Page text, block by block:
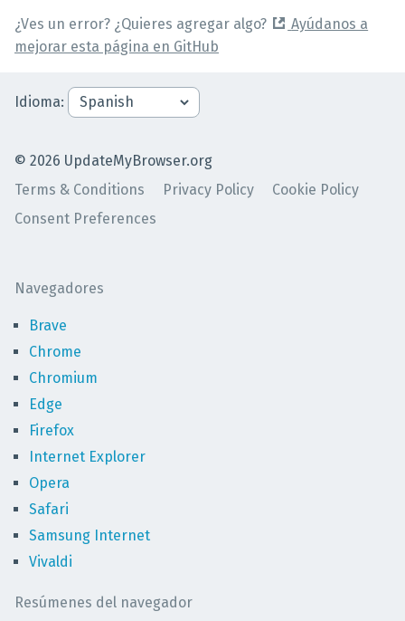
¿Ves un error? ¿Quieres agregar algo?
Ayúdanos a
mejorar esta página en GitHub
© 2026 UpdateMyBrowser.org
Terms & Conditions
Privacy Policy
Cookie Policy
Consent Preferences
Idioma:
Navegadores
Brave
Chrome
Chromium
Edge
Firefox
Internet Explorer
Opera
Safari
Samsung Internet
Vivaldi
Resúmenes del navegador